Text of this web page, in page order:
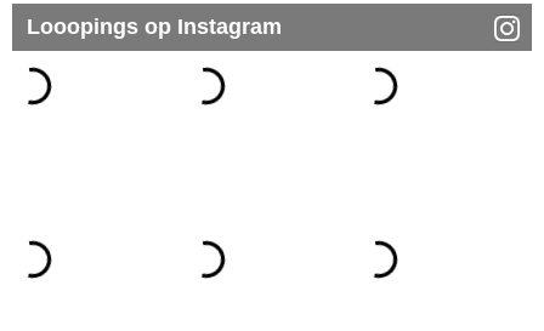
Looopings op Instagram